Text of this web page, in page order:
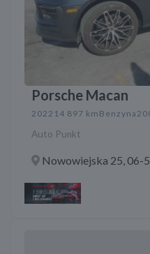
Porsche Macan
2022 14 897 km Benzyna
Auto Punkt
Nowowiejska 25, 06-